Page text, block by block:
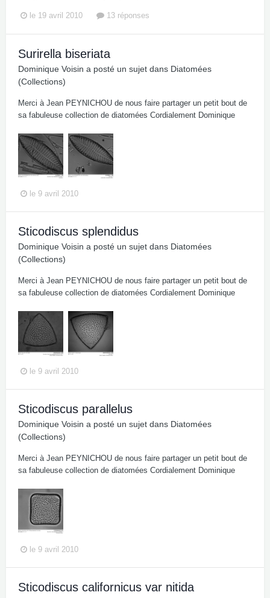
le 19 avril 2010 13 réponses
Surirella biseriata
Dominique Voisin a posté un sujet dans Diatomées
(Collections)
Merci à Jean PEYNICHOU de nous faire partager un petit bout de
sa fabuleuse collection de diatomées Cordialement Dominique
le 9 avril 2010
Sticodiscus splendidus
Dominique Voisin a posté un sujet dans Diatomées
(Collections)
Merci à Jean PEYNICHOU de nous faire partager un petit bout de
sa fabuleuse collection de diatomées Cordialement Dominique
le 9 avril 2010
Sticodiscus parallelus
Dominique Voisin a posté un sujet dans Diatomées
(Collections)
Merci à Jean PEYNICHOU de nous faire partager un petit bout de
sa fabuleuse collection de diatomées Cordialement Dominique
le 9 avril 2010
Sticodiscus californicus var nitida